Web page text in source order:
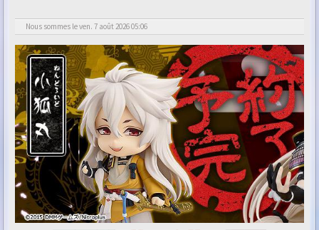
Nous sommes le ven. 7 août 2026 05:06